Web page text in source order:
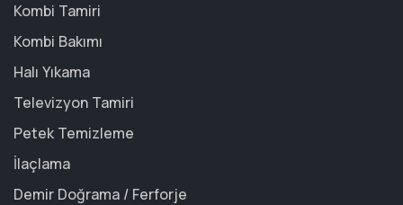
Kombi Tamiri
Kombi Bakımı
Halı Yıkama
Televizyon Tamiri
Petek Temizleme
İlaçlama
Demir Doğrama / Ferforje